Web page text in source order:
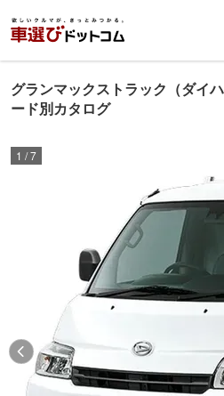
グランマックストラック（ダイ
ード別カタログ
1 /7